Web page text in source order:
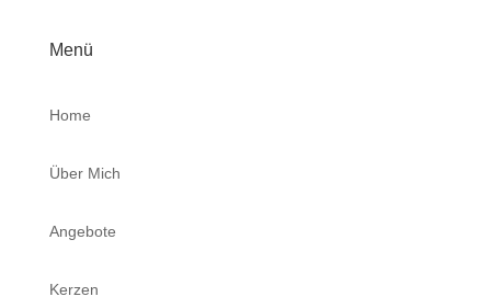
Menü
Home
Über Mich
Angebote
Kerzen